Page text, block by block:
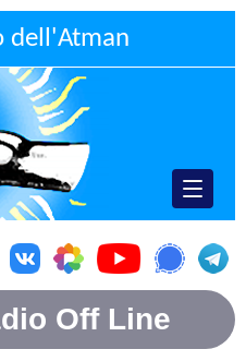
dell'Atman